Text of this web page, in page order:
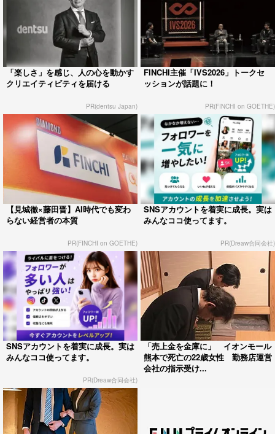
「楽しさ」を感じ、人の心を動かす
クリエイティビティを届ける
PR(dentsu Japan)
FINCHI主催「IVS2026」トークセ
ッションが話題に！
PR(FINCHI on GOETHE)
【見城徹×藤田晋】AI時代でも変わ
らない経営者の本質
PR(FINCHI on GOETHE)
SNSアカウントを着実に成長。実は
みんなココ使ってます。
PR(Dreaw合同会社)
SNSアカウントを着実に成長。実は
みんなココ使ってます。
PR(Dreaw合同会社)
「売上金を金庫に」 イオンモール
熊本で死亡の22歳女性 勤務店運営
会社の指示受け...